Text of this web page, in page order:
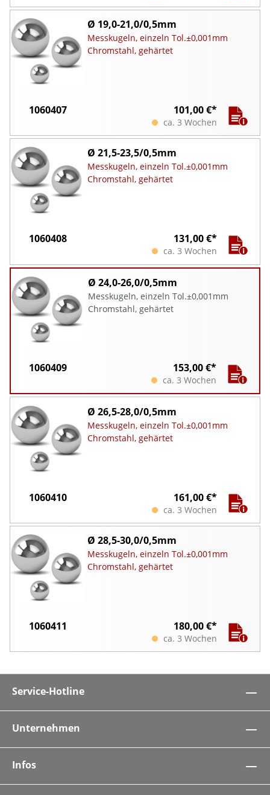
Ø 19,0-21,0/0,5mm
Messkugeln, einzeln Tol.±0,001mm
Chromstahl, gehärtet
1060407 101,00 €*
ca. 3 Wochen
Ø 21,5-23,5/0,5mm
Messkugeln, einzeln Tol.±0,001mm
Chromstahl, gehärtet
1060408 131,00 €*
ca. 3 Wochen
Ø 24,0-26,0/0,5mm
Messkugeln, einzeln Tol.±0,001mm
Chromstahl, gehärtet
1060409 153,00 €*
ca. 3 Wochen
Ø 26,5-28,0/0,5mm
Messkugeln, einzeln Tol.±0,001mm
Chromstahl, gehärtet
1060410 161,00 €*
ca. 3 Wochen
Ø 28,5-30,0/0,5mm
Messkugeln, einzeln Tol.±0,001mm
Chromstahl, gehärtet
1060411 180,00 €*
ca. 3 Wochen
Service-Hotline
Unternehmen
Infos